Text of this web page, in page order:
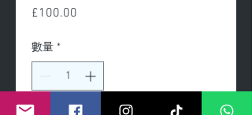
£100.00
數量 *